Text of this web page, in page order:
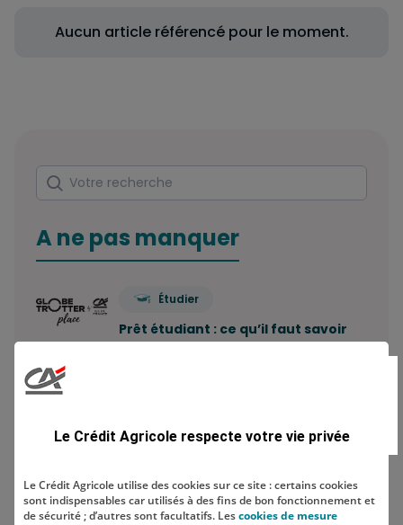
Aucun article référencé pour le moment.
Rechercher
Votre recherche
A ne pas manquer
Étudier
Prêt étudiant : ce qu’il faut savoir
Comment construire sa stratégie
Le Crédit Agricole respecte votre vie privée
Le Crédit Agricole utilise des cookies sur ce site : certains cookies
sont indispensables car utilisés à des fins de bon fonctionnement et
de sécurité ; d’autres sont facultatifs. Lescookies de mesure